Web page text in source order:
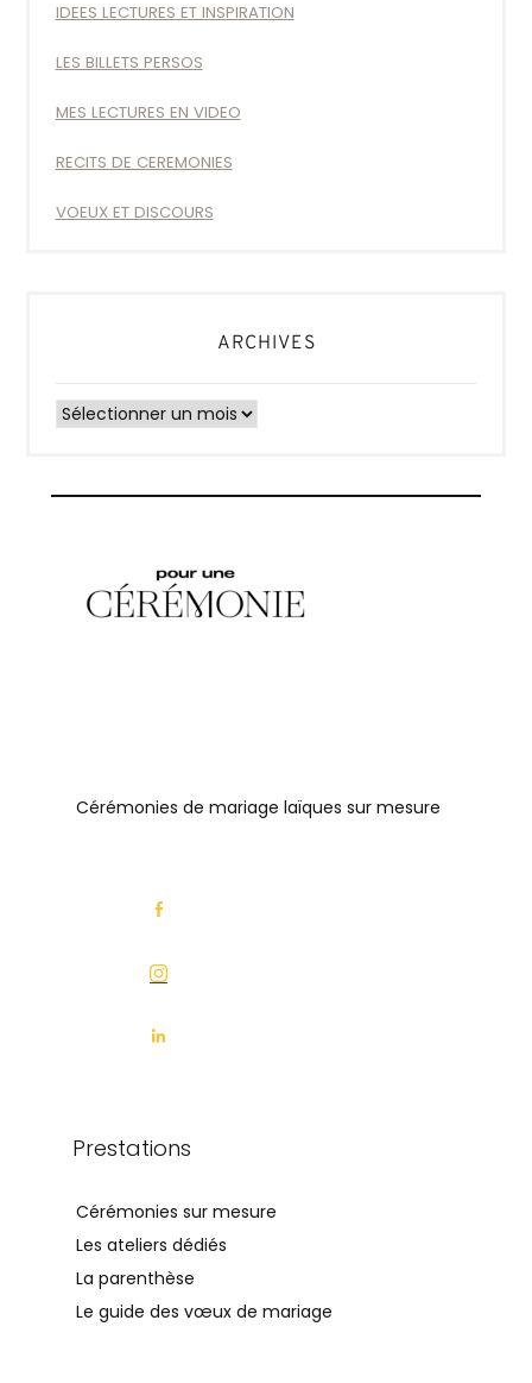
IDEES LECTURES ET INSPIRATION
LES BILLETS PERSOS
MES LECTURES EN VIDEO
RECITS DE CEREMONIES
VOEUX ET DISCOURS
ARCHIVES
Archives
Cérémonies de mariage laïques sur mesure
Prestations
Cérémonies sur mesure
Les ateliers dédiés
La parenthèse
Le guide des vœux de mariage